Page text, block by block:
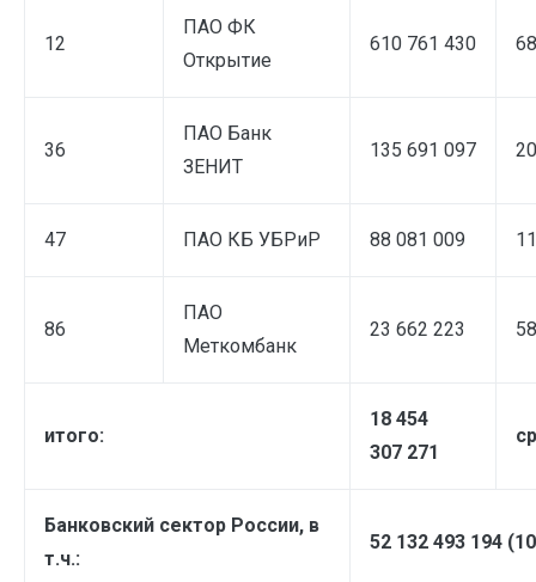
12
ПАО ФК
Открытие
610 761 430
36
ПАО Банк
ЗЕНИТ
135 691 097
47 ПАО КБ УБРиР 88 081 009
86
ПАО
Меткомбанк
23 662 223
итого:
18 454
307 271
Банковский сектор России, в
т.ч.:
52 132 493 194